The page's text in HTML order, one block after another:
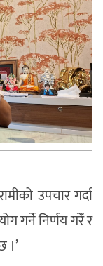
उपचार गर्दा
गर्ने निर्णय गरेँ र
।’